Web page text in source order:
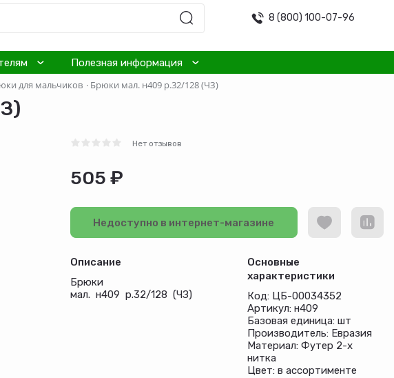
8 (800) 100-07-96
Полезная информация
для мальчиков · Брюки мал. н409 р.32/128 (ЧЗ)
Нет отзывов
505 ₽
Недоступно в интернет-магазине
Описание
Брюки
мал. н409 р.32/128 (ЧЗ)
Основные
характеристики
Код: ЦБ-00034352
Артикул: н409
Базовая единица: шт
Производитель: Евразия
Материал: Футер 2-х
нитка
Цвет: в ассортименте